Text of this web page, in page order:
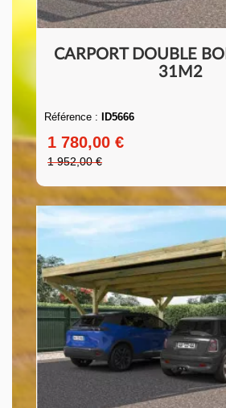
CARPORT DOUBLE
31M2
Référence : ID5666
1 780,00 €
1 952,00 €